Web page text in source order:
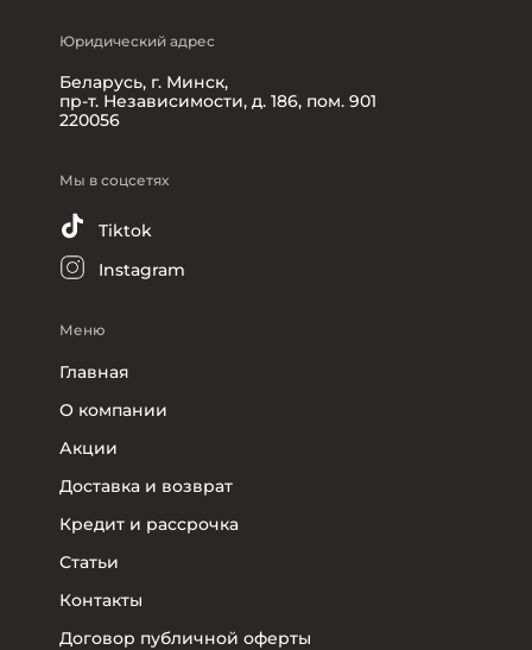
Юридический адрес
Беларусь, г. Минск,
пр-т. Независимости, д. 186, пом. 901
220056
Мы в соцсетях
Tiktok
Instagram
Меню
Главная
О компании
Акции
Доставка и возврат
Кредит и рассрочка
Статьи
Контакты
Договор публичной оферты